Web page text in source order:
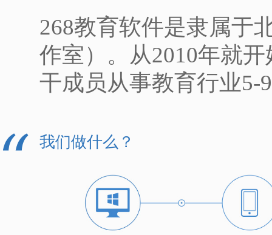
268教育软件是隶属于
作室）。从2010年就
干成员从事教育行业5-
我们做什么？